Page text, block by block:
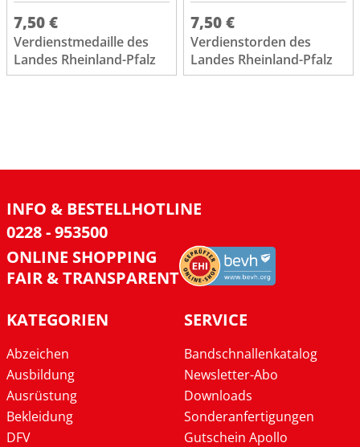
7,50 €
Verdienstmedaille des
Landes Rheinland-Pfalz
7,50 €
Verdienstorden des
Landes Rheinland-Pfalz
INFO & BESTELLHOTLINE
0228 - 953500
ONLINE SHOPPING
FAIR & TRANSPARENT
KATEGORIEN
Abzeichen
Ausbildung
Ausrüstung
Bekleidung
DFV
SERVICE
Bandschnallenkatalog
Newsletter-Abo
Downloads
Sonderanfertigungen
Gutschein Apollo